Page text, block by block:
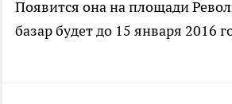
Появится она на площади
базар будет до 15 января 2016